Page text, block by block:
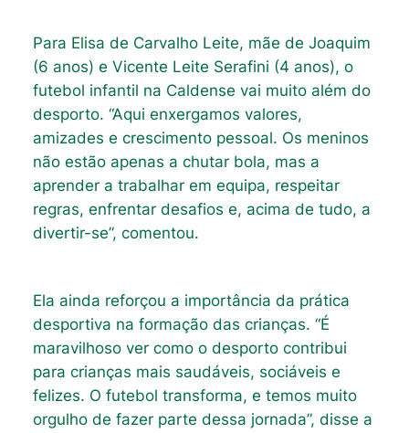
Para Elisa de Carvalho Leite, mãe de Joaquim
(6 anos) e Vicente Leite Serafini (4 anos), o
futebol infantil na Caldense vai muito além do
desporto. “Aqui enxergamos valores,
amizades e crescimento pessoal. Os meninos
não estão apenas a chutar bola, mas a
aprender a trabalhar em equipa, respeitar
regras, enfrentar desafios e, acima de tudo, a
divertir-se”, comentou.
Ela ainda reforçou a importância da prática
desportiva na formação das crianças. “É
maravilhoso ver como o desporto contribui
para crianças mais saudáveis, sociáveis e
felizes. O futebol transforma, e temos muito
orgulho de fazer parte dessa jornada”, disse a